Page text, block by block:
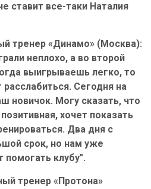
ставит все-таки Наталия
тренер «Динамо» (Москва):
неплохо, а во второй
выигрываешь легко, то
Сегодня на
новичок. Могу сказать, что
хочет показать
Два дня с
срок, но нам уже
помогать клубу".
тренер «Протона»